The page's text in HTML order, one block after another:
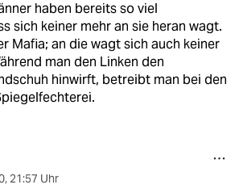
haben bereits so viel
sich keiner mehr an sie heran wagt.
Mafia; an die wagt sich auch keiner
man den Linken den
hinwirft, betreibt man bei den
, 21:57 Uhr